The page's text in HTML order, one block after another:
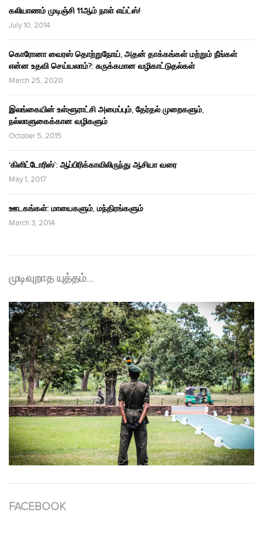
கலியாணம் முடிஞ்சி 11ஆம் நாள் எய்ட்ஸ்!
July 10, 2014
கொரோனா வைரஸ் தொற்றுநோய், அதன் தாக்கங்கள் மற்றும் நீங்கள்
என்ன உதவி செய்யலாம்?: சுருக்கமான வழிகாட்டுதல்கள்
March 25, 2020
இலங்கையின் உள்ளூராட்சி அமைப்பும், தேர்தல் முறைகளும்,
நல்லாளுகைக்கான வழிகளும்
October 5, 2015
‘கிளிட்டோரிஸ்’: ஆப்பிரிக்காவிலிருந்து ஆசியா வரை
May 1, 2017
ஊடகங்கள்: மாயைகளும், மந்திரங்களும்
March 3, 2014
முடிவுறாத யுத்தம்…
FACEBOOK